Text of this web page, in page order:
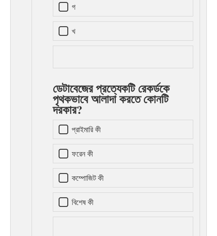
গ
খ
ডেটাবেজের প্রত্যেকটি রেকর্ডকে
পৃথকভাবে আলাদা করতে কোনটি
দরকার?
প্রাইমারি কী
ফরেন কী
কম্পোজিট কী
বিশেষ কী